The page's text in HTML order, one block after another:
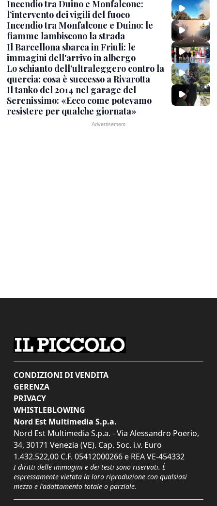
Incendio tra Duino e Monfalcone:
l’intervento dei vigili del fuoco
Incendio tra Monfalcone e Duino: le
fiamme lambiscono la strada
Il Barcellona sbarca in Friuli: le
immagini dell'arrivo in albergo
Lo schianto dell’ultraleggero contro la
quercia: cosa è successo a Rivarotta
Il tanko del 2014 nel garage del
Serenissimo: «Ecco come potevamo
resistere per qualche giornata»
CONDIZIONI DI VENDITA
GERENZA
PRIVACY
WHISTLEBLOWING
Nord Est Multimedia S.p.a.
Nord Est Multimedia S.p.a. - Via Alessandro Poerio,
34, 30171 Venezia (VE). Cap. Soc. i.v. Euro
1.432.522,00 C.F. 05412000266 e REA VE-454332
I diritti delle immagini e dei testi sono riservati. È
espressamente vietata la loro riproduzione con qualsiasi
mezzo e l'adattamento totale o parziale.